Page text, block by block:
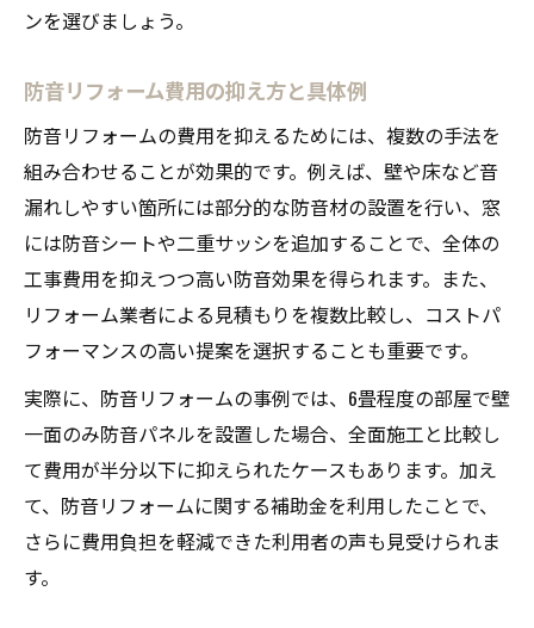
ンを選びましょう。
防音リフォーム費用の抑え方と具体例
防音リフォームの費用を抑えるためには、複数の手法を
組み合わせることが効果的です。例えば、壁や床など音
漏れしやすい箇所には部分的な防音材の設置を行い、窓
には防音シートや二重サッシを追加することで、全体の
工事費用を抑えつつ高い防音効果を得られます。また、
リフォーム業者による見積もりを複数比較し、コストパ
フォーマンスの高い提案を選択することも重要です。
実際に、防音リフォームの事例では、6畳程度の部屋で壁
一面のみ防音パネルを設置した場合、全面施工と比較し
て費用が半分以下に抑えられたケースもあります。加え
て、防音リフォームに関する補助金を利用したことで、
さらに費用負担を軽減できた利用者の声も見受けられま
す。